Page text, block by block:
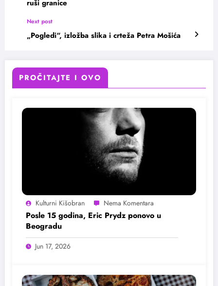
ruši granice
Next post
„Pogledi“, izložba slika i crteža Petra Mošića
PROČITAJTE I OVO
Kulturni Kišobran
Posle 15 godina, Eric Prydz ponovo u
Beogradu
Jun 17, 2026